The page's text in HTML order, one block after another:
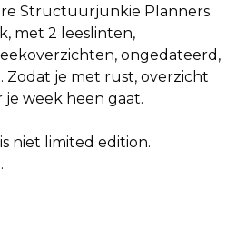
Structuurjunkie Planners.
met 2 leeslinten,
ongedateerd,
Zodat je met rust, overzicht
week heen gaat.
niet limited edition.